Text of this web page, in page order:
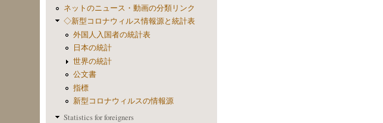
ネットのニュース・動画の分類リンク
◇新型コロナウィルス情報源と統計表
外国人入国者の統計表
日本の統計
世界の統計
公文書
指標
新型コロナウィルスの情報源
Statistics for foreigners